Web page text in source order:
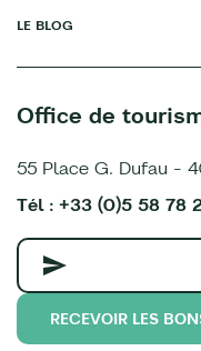
LE BLOG
Office de
55 Place G. Dufau -
Tél : +33 (0)5 58 78
RECEVOIR LES